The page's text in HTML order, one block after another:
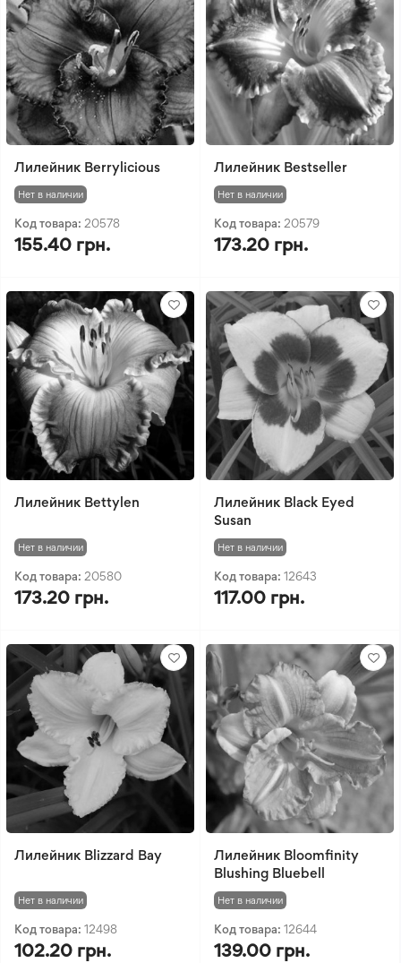
Лилейник Berrylicious
Нет в наличии
Код товара: 20578
155.40 грн.
Лилейник Bestseller
Нет в наличии
Код товара: 20579
173.20 грн.
Лилейник Bettylen
Нет в наличии
Код товара: 20580
173.20 грн.
Лилейник Black Eyed
Susan
Нет в наличии
Код товара: 12643
117.00 грн.
Лилейник Blizzard Bay
Нет в наличии
Код товара: 12498
102.20 грн.
Лилейник Bloomfinity
Blushing Bluebell
Нет в наличии
Код товара: 12644
139.00 грн.